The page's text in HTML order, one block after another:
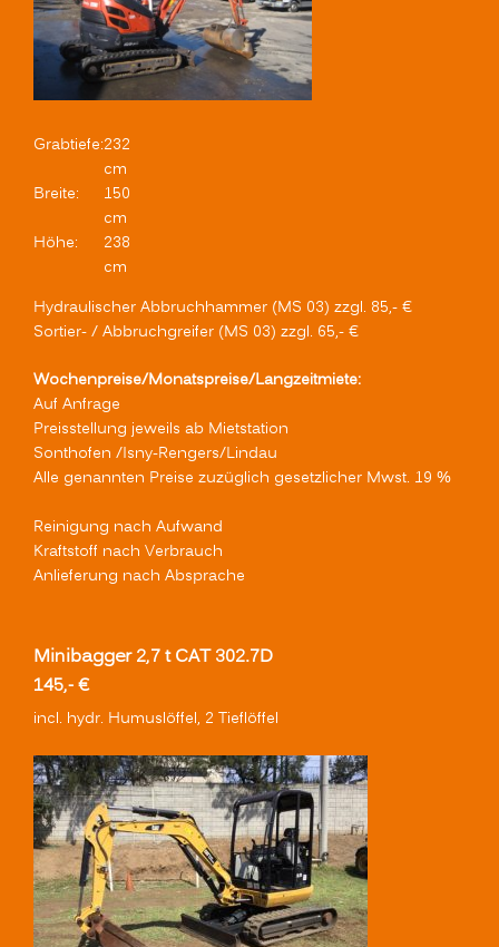
Grabtiefe:232
cm
Breite:
150
cm
Höhe:
238
cm
Hydraulischer Abbruchhammer (MS 03) zzgl. 85,- €
Sortier- / Abbruchgreifer (MS 03) zzgl. 65,- €
Wochenpreise/Monatspreise/Langzeitmiete:
Auf Anfrage
Preisstellung jeweils ab Mietstation
Sonthofen /Isny-Rengers/Lindau
Alle genannten Preise zuzüglich gesetzlicher Mwst. 19 %
Reinigung nach Aufwand
Kraftstoff nach Verbrauch
Anlieferung nach Absprache
Minibagger 2,7 t CAT 302.7D
145,- €
incl. hydr. Humuslöffel, 2 Tieflöffel